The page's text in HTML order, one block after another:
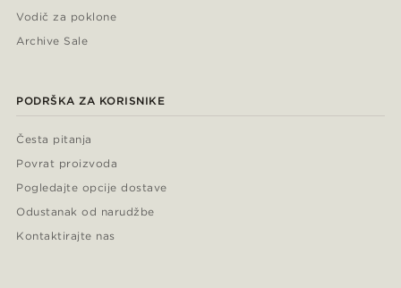
Vodič za poklone
Archive Sale
PODRŠKA ZA KORISNIKE
Česta pitanja
Povrat proizvoda
Pogledajte opcije dostave
Odustanak od narudžbe
Kontaktirajte nas